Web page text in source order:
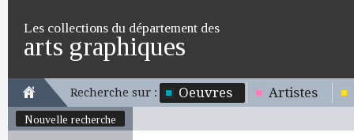
Les collections du département des
arts graphiques
Recherche sur : Oeuvres Artistes
Nouvelle recherche